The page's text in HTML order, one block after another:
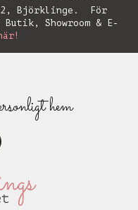
2, Björklinge. För
Showroom & E-
hem